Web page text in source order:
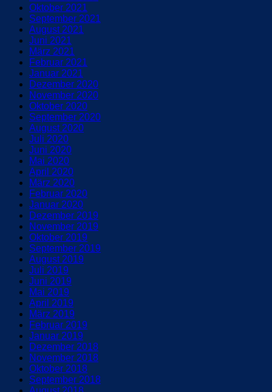
Oktober 2021
September 2021
August 2021
Juni 2021
März 2021
Februar 2021
Januar 2021
Dezember 2020
November 2020
Oktober 2020
September 2020
August 2020
Juli 2020
Juni 2020
Mai 2020
April 2020
März 2020
Februar 2020
Januar 2020
Dezember 2019
November 2019
Oktober 2019
September 2019
August 2019
Juli 2019
Juni 2019
Mai 2019
April 2019
März 2019
Februar 2019
Januar 2019
Dezember 2018
November 2018
Oktober 2018
September 2018